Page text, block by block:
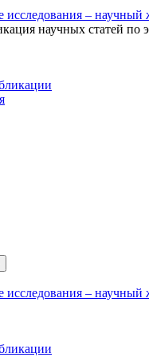
научных статей